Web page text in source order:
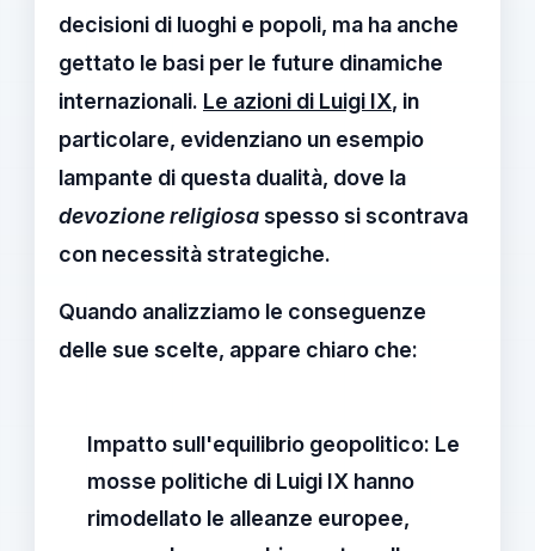
decisioni di luoghi e popoli, ma ha anche
gettato le basi per le future dinamiche
internazionali. Le azioni di Luigi IX, in
particolare, evidenziano un esempio
lampante di questa dualità, dove la
devozione religiosaspesso si scontrava
con necessità strategiche.
Quando analizziamo le conseguenze
delle sue scelte, appare chiaro che:
Impatto sull'equilibrio geopolitico: Le
mosse politiche di Luigi IX hanno
rimodellato le alleanze europee,